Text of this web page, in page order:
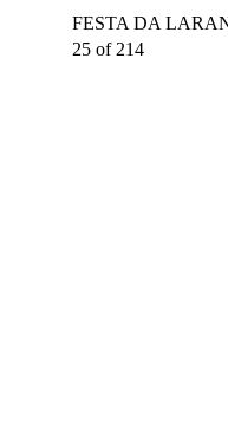
FESTA DA
25 of 214